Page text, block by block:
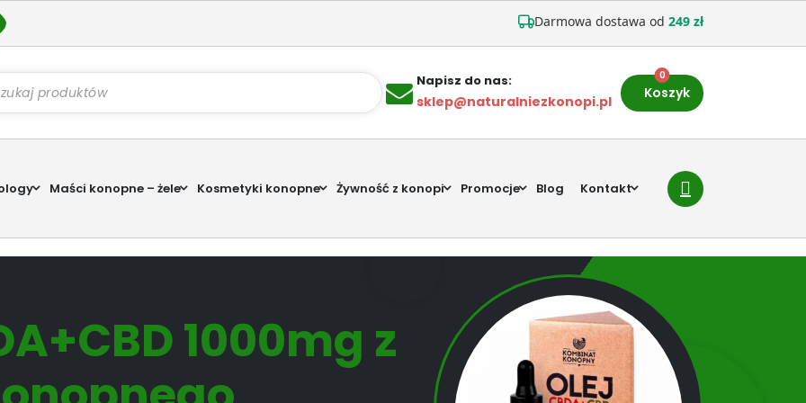
Darmowa dostawa od 249 zł
Napisz do nas:
sklep@naturalniezkonopi.pl
Koszyk
0
Maści konopne – żele Kosmetyki konopne Żywność z konopi Promocje Blog Kontakt
1000mg z